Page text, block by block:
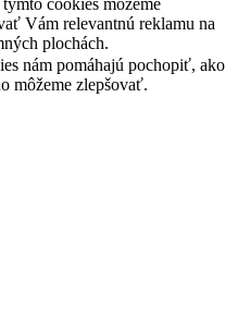
cookies môžeme
Vám relevantnú reklamu na
plochách.
nám pomáhajú pochopiť, ako
môžeme zlepšovať.